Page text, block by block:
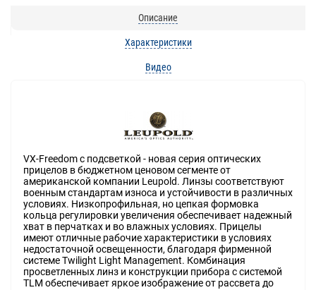
Описание
Характеристики
Видео
VX-Freedom с подсветкой - новая серия оптических
прицелов в бюджетном ценовом сегменте от
американской компании Leupold. Линзы соответствуют
военным стандартам износа и устойчивости в различных
условиях. Низкопрофильная, но цепкая формовка
кольца регулировки увеличения обеспечивает надежный
хват в перчатках и во влажных условиях. Прицелы
имеют отличные рабочие характеристики в условиях
недостаточной освещенности, благодаря фирменной
системе Twilight Light Management. Комбинация
просветленных линз и конструкции прибора с системой
TLM обеспечивает яркое изображение от рассвета до